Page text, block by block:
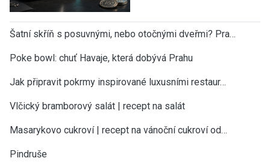
Šatní skříň s posuvnými, nebo otočnými dveřmi? Pra…
Poke bowl: chuť Havaje, která dobývá Prahu
Jak připravit pokrmy inspirované luxusními restaur…
Vlčický bramborový salát | recept na salát
Masarykovo cukroví | recept na vánoční cukroví od…
Pindruše